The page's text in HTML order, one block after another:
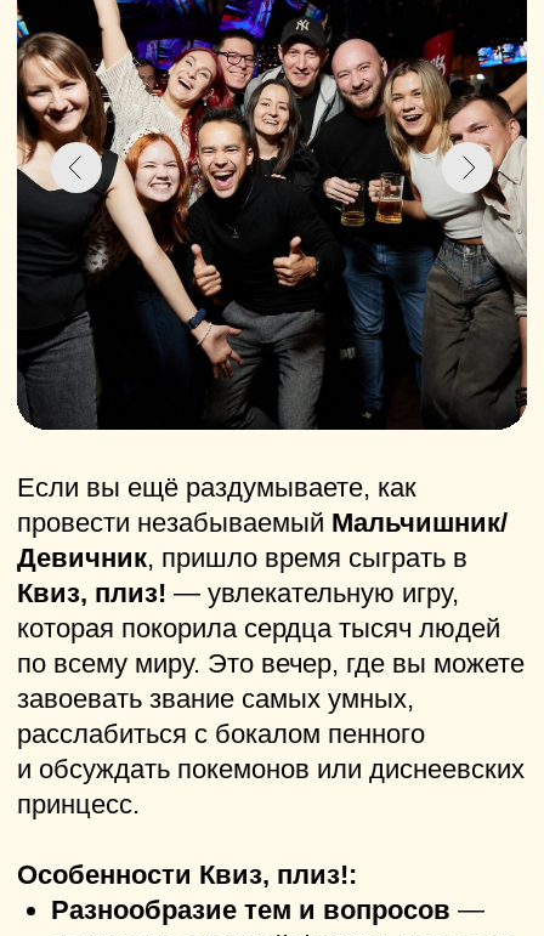
Акции:
Бесплатные 15 минут
игры для
каждого гостя при первом
посещении
длительном бронировании
Специальная скидка 20%на
корпоративные мероприятия
и предсвадебные вечеринки
Профессиональная помощь
инструкторов на всех этапах
С IRIGAMES ваш мальчишник или
девичник станет по-настоящему
эпичным событием! Забронируйте дату
заранее, чтобы получить лучшие
условия.